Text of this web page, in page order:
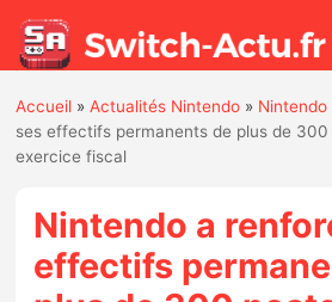
Actualités
Jeux
Accueil »Actualités Nintendo » Nintendo
ses effectifs permanents de plus de
exercice fiscal
Nintendo a
effectifs